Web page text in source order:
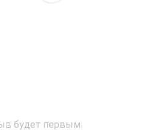
будет первым